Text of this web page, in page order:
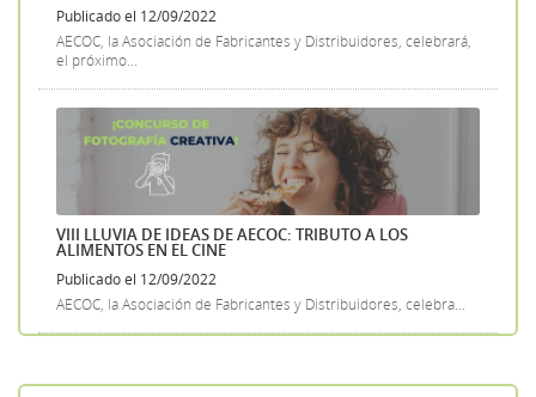
Publicado el 12/09/2022
AECOC, la Asociación de Fabricantes y Distribuidores, celebrará,
el próximo...
VIII LLUVIA DE IDEAS DE AECOC: TRIBUTO A LOS
ALIMENTOS EN EL CINE
Publicado el 12/09/2022
AECOC, la Asociación de Fabricantes y Distribuidores, celebra...